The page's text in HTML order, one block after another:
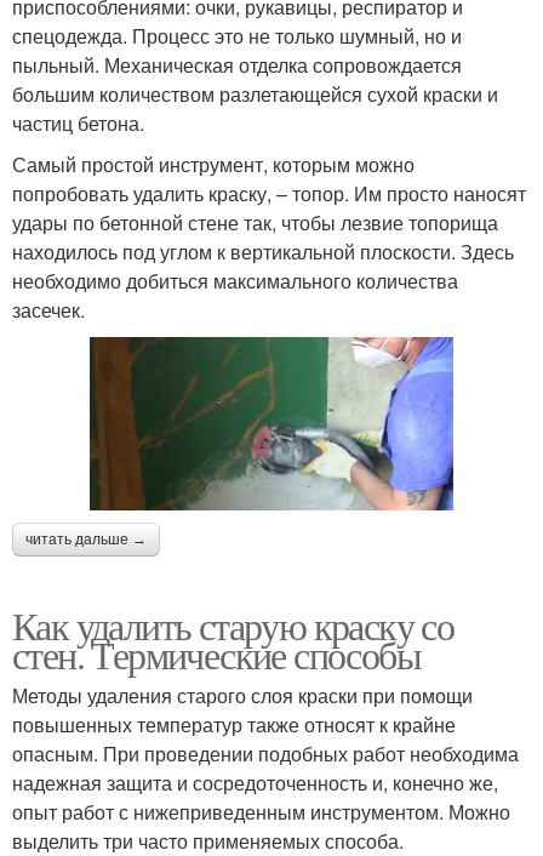
приспособлениями: очки, рукавицы, респиратор и
спецодежда. Процесс это не только шумный, но и
пыльный. Механическая отделка сопровождается
большим количеством разлетающейся сухой краски и
частиц бетона.
Самый простой инструмент, которым можно
попробовать удалить краску, – топор. Им просто наносят
удары по бетонной стене так, чтобы лезвие топорища
находилось под углом к вертикальной плоскости. Здесь
необходимо добиться максимального количества
засечек.
читать дальше →
Как удалить старую краску со
стен. Термические способы
Методы удаления старого слоя краски при помощи
повышенных температур также относят к крайне
опасным. При проведении подобных работ необходима
надежная защита и сосредоточенность и, конечно же,
опыт работ с нижеприведенным инструментом. Можно
выделить три часто применяемых способа.